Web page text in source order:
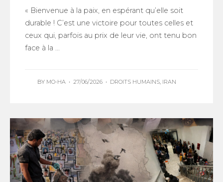
« Bienvenue à la paix, en espérant qu’elle soit
durable ! C’est une victoire pour toutes celles et
ceux qui, parfois au prix de leur vie, ont tenu bon
face à la ...
BY MO-HA • 27/06/2026 • DROITS HUMAINS, IRAN